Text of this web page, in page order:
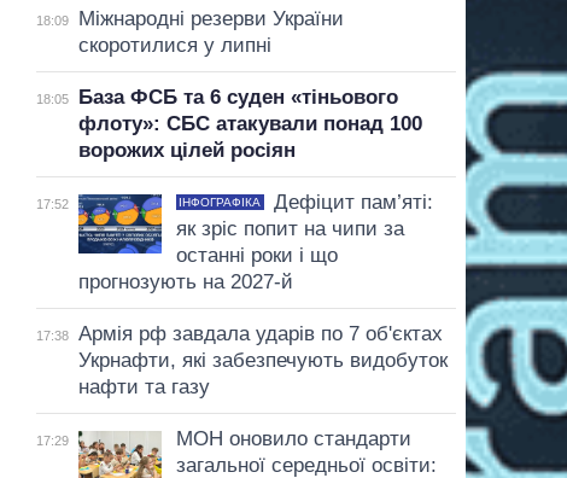
18:09
Міжнародні резерви України
скоротилися у липні
18:05
База ФСБ та 6 суден «тіньового
флоту»: СБС атакували понад 100
ворожих цілей росіян
17:52 ІНФОГРАФІКА
Дефіцит пам’яті:
як зріс попит на чипи за
останні роки і що
прогнозують на 2027-й
17:38
Армія рф завдала ударів по 7 об'єктах
Укрнафти, які забезпечують видобуток
нафти та газу
17:29
МОН оновило стандарти
загальної середньої освіти: